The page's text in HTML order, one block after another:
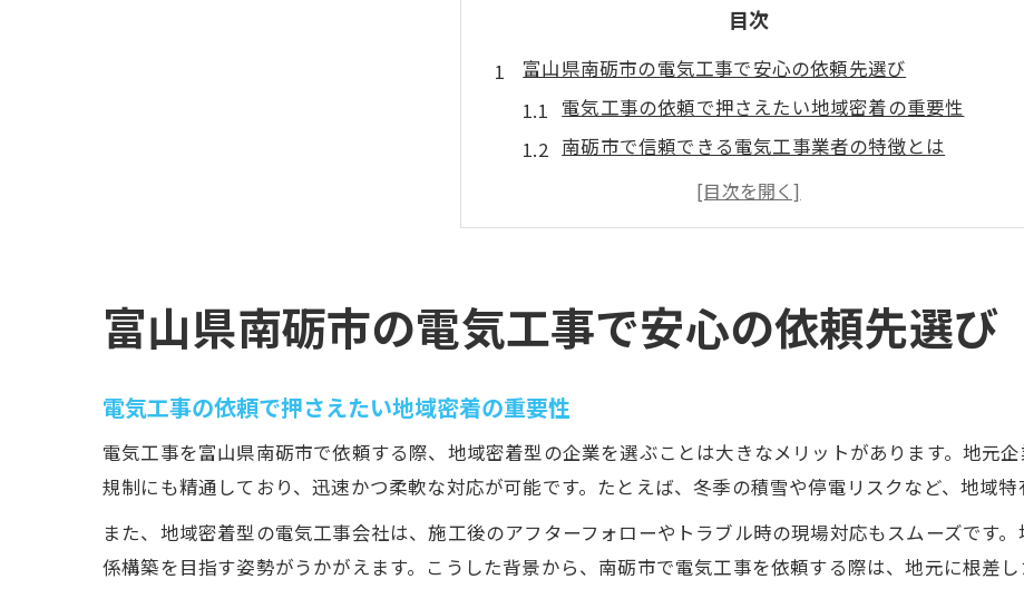
目次
富山県南砺市の電気工事で安心の依頼先選び
電気工事の依頼で押さえたい地域密着の重要性
南砺市で信頼できる電気工事業者の特徴とは
電気工事の選び方とアフターサービスの確認点
実績が豊富な電気工事会社に相談するメリット
電気工事を依頼するなら知っておきたい南砺市の特徴
南砺市の地域特性が電気工事に与える影響を解説
南砺市で多い電気工事トラブルとその対応策
季節の変化が電気工事に必要な注意点になる理由
地域密着型電気工事会社が活躍する背景を解説
地元で信頼される電気工事会社を選ぶコツ
電気工事で失敗しないための選定ポイントとは
富山県南砺市の電気工事で安心の依頼先選び
電気工事の依頼で押さえたい地域密着の重要性
電気工事を富山県南砺市で依頼する際、地域密着型の企業を選ぶことは大きなメリットがあります。地元
規制にも精通しており、迅速かつ柔軟な対応が可能です。たとえば、冬季の積雪や停電リスクなど、地域特
また、地域密着型の電気工事会社は、施工後のアフターフォローやトラブル時の現場対応もスムーズです
係構築を目指す姿勢がうかがえます。こうした背景から、南砺市で電気工事を依頼する際は、地元に根差し